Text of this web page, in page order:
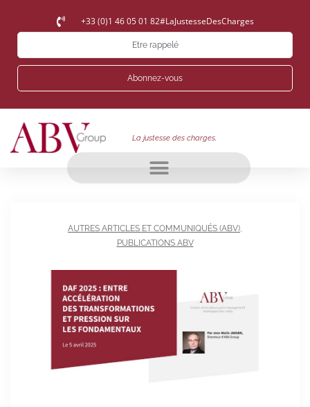
+33 (0)1 46 05 01 82#LaJustesseDesCharges
Etre rappelé
Abonnez-vous
La justesse des charges.
AUTRES ARTICLES ET COMMUNIQUÉS (ABV),
PUBLICATIONS ABV